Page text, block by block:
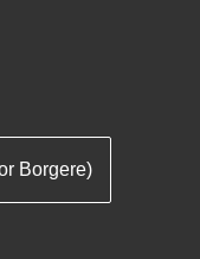
Borgere)